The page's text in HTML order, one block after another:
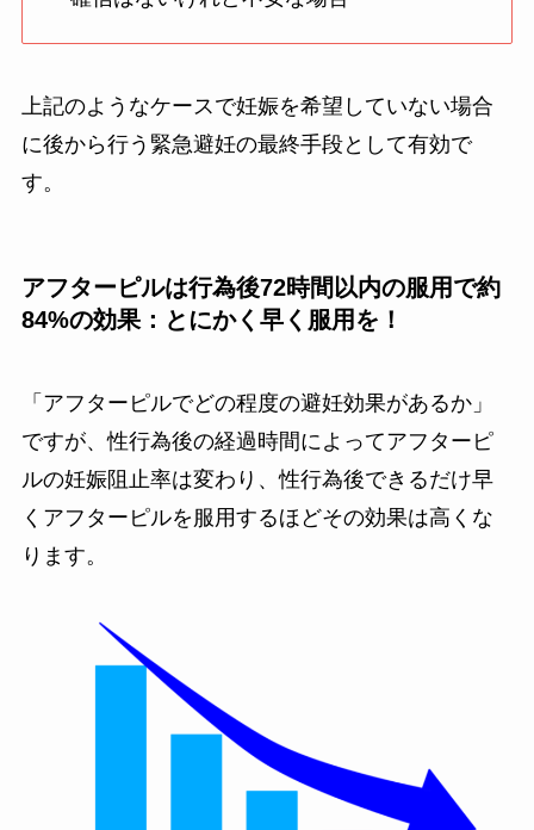
上記のようなケースで妊娠を希望していない場合
に後から行う緊急避妊の最終手段として有効で
す。
アフターピルは行為後72時間以内の服用で約
84%の効果：とにかく早く服用を！
「アフターピルでどの程度の避妊効果があるか」
ですが、性行為後の経過時間によってアフターピ
ルの妊娠阻止率は変わり、性行為後できるだけ早
くアフターピルを服用するほどその効果は高く な
ります。